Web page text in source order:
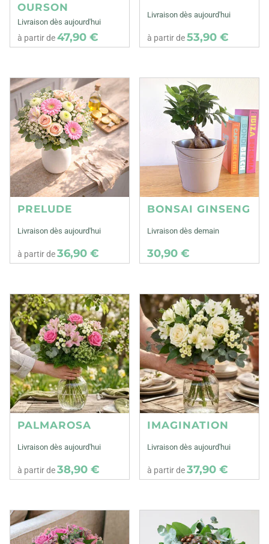
OURSON
Livraison dès aujourd'hui
à partir de47,90 €
Livraison dès aujourd'hui
à partir de53,90 €
PRELUDE
Livraison dès aujourd'hui
à partir de36,90 €
BONSAI GINSENG
Livraison dès demain
30,90 €
PALMAROSA
Livraison dès aujourd'hui
à partir de38,90 €
IMAGINATION
Livraison dès aujourd'hui
à partir de37,90 €